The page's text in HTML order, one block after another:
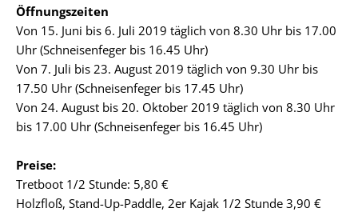
Öffnungszeiten
Von 15. Juni bis 6. Juli 2019 täglich von 8.30 Uhr bis 17.00
Uhr (Schneisenfeger bis 16.45 Uhr)
Von 7. Juli bis 23. August 2019 täglich von 9.30 Uhr bis
17.50 Uhr (Schneisenfeger bis 17.45 Uhr)
Von 24. August bis 20. Oktober 2019 täglich von 8.30 Uhr
bis 17.00 Uhr (Schneisenfeger bis 16.45 Uhr)
Preise:
Tretboot 1/2 Stunde: 5,80 €
Holzfloß, Stand-Up-Paddle, 2er Kajak 1/2 Stunde 3,90 €